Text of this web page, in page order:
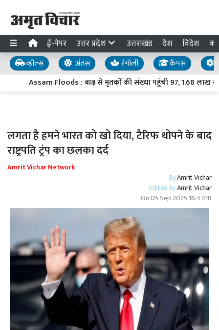
ई-पेपर उत्तर प्रदेश उत्तराखंड देश विदेश
व्हील्स अंतस रंगोली कैंपस
Assam Floods : बाढ़ से मृतकों की संख्या पहुंची 97, 1.68 लाख से
लगता है हमने भारत को खो दिया, टैरिफ थोपने के बाद
राष्ट्रपति ट्रंप का छलका दर्द
Amrit Vichar Network
ByAmrit Vichar
Edited ByAmrit Vichar
On05 Sep 2025 16:47:18